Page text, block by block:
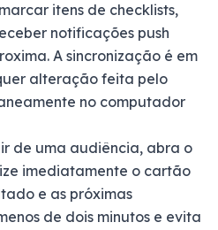
itens de checklists,
notificações push
A sincronização é em
alteração feita pelo
no computador
de uma audiência, abra o
imediatamente o cartão
e as próximas
de dois minutos e evita